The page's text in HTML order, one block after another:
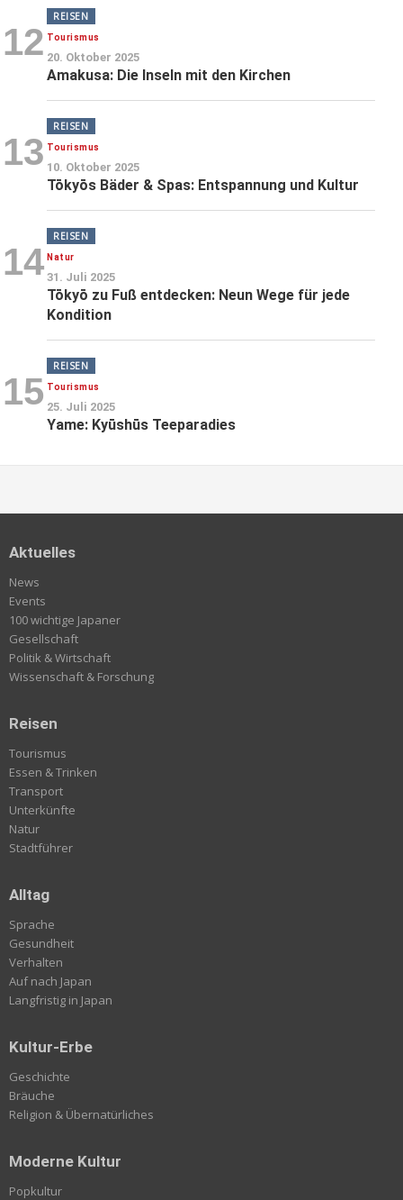
12
REISEN
Tourismus
20. Oktober 2025
Amakusa: Die Inseln mit den Kirchen
13
REISEN
Tourismus
10. Oktober 2025
Tōkyōs Bäder & Spas: Entspannung und Kultur
14
REISEN
Natur
31. Juli 2025
Tōkyō zu Fuß entdecken: Neun Wege für jede
Kondition
15
REISEN
Tourismus
25. Juli 2025
Yame: Kyūshūs Teeparadies
Aktuelles
News
Events
100 wichtige Japaner
Gesellschaft
Politik & Wirtschaft
Wissenschaft & Forschung
Reisen
Tourismus
Essen & Trinken
Transport
Unterkünfte
Natur
Stadtführer
Alltag
Sprache
Gesundheit
Verhalten
Auf nach Japan
Langfristig in Japan
Kultur-Erbe
Geschichte
Bräuche
Religion & Übernatürliches
Moderne Kultur
Popkultur